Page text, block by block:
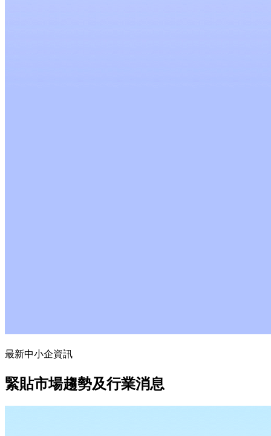
最新中小企資訊
緊貼市場趨勢及行業消息